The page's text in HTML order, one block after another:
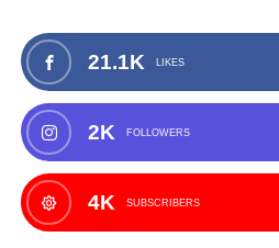
21.1K LIKES
2K FOLLOWERS
4K SUBSCRIBERS